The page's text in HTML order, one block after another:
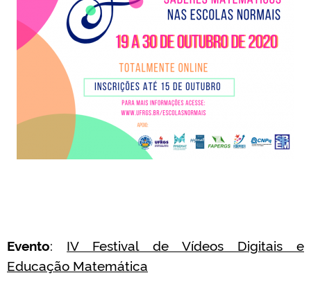
Evento: IV Festival de Vídeos Digitais e
Educação Matemática